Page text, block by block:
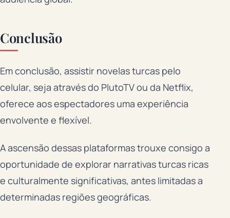
Conclusão
Em conclusão, assistir novelas turcas pelo
celular, seja através do PlutoTV ou da Netflix,
oferece aos espectadores uma experiência
envolvente e flexível.
A ascensão dessas plataformas trouxe consigo a
oportunidade de explorar narrativas turcas ricas
e culturalmente significativas, antes limitadas a
determinadas regiões geográficas.